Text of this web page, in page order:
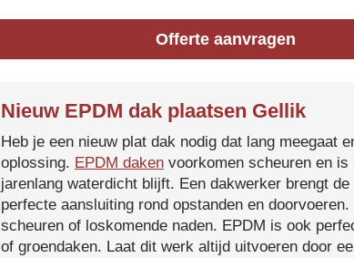
Offerte aanvragen
Nieuw EPDM dak plaatsen Gellik
Heb je een nieuw plat dak nodig dat lang meegaat
oplossing. EPDM daken voorkomen scheuren en
jarenlang waterdicht blijft. Een dakwerker brengt
perfecte aansluiting rond opstanden en
scheuren of loskomende naden. EPDM is ook
of groendaken. Laat dit werk altijd uitvoeren door